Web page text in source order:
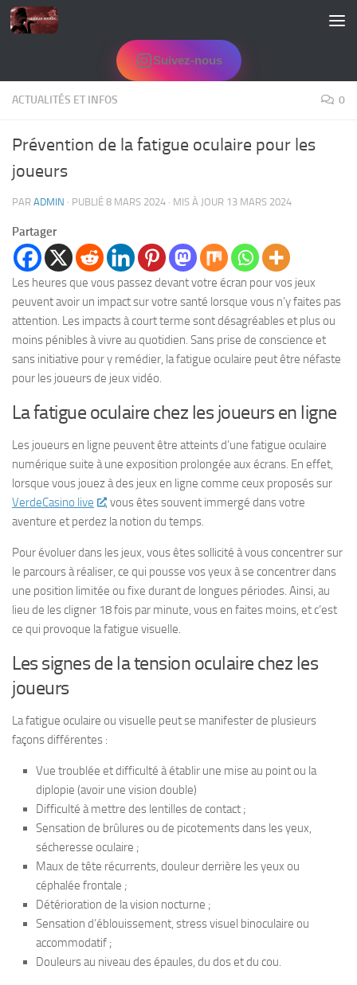
Skip to content
Suivez-nous
ACTUALITÉS ET INFOS 0
Prévention de la fatigue oculaire pour les
joueurs
PAR ADMIN · PUBLIÉ 8 MARS 2024 · MIS À JOUR 13 MARS 2024
Partager
Les heures que vous passez devant votre écran pour vos jeux
peuvent avoir un impact sur votre santé lorsque vous n’y faites pas
attention. Les impacts à court terme sont désagréables et plus ou
moins pénibles à vivre au quotidien. Sans prise de conscience et
sans initiative pour y remédier, la fatigue oculaire peut être néfaste
pour les joueurs de jeux vidéo.
La fatigue oculaire chez les joueurs en ligne
Les joueurs en ligne peuvent être atteints d’une fatigue oculaire
numérique suite à une exposition prolongée aux écrans. En effet,
lorsque vous jouez à des jeux en ligne comme ceux proposés sur
VerdeCasino live
, vous êtes souvent immergé dans votre
aventure et perdez la notion du temps.
Pour évoluer dans les jeux, vous êtes sollicité à vous concentrer sur
le parcours à réaliser, ce qui pousse vos yeux à se concentrer dans
une position limitée ou fixe durant de longues périodes. Ainsi, au
lieu de les cligner 18 fois par minute, vous en faites moins, et c’est
ce qui provoque la fatigue visuelle.
Les signes de la tension oculaire chez les
joueurs
La fatigue oculaire ou visuelle peut se manifester de plusieurs
façons différentes :
Vue troublée et difficulté à établir une mise au point ou la
diplopie (avoir une vision double)
Difficulté à mettre des lentilles de contact ;
Sensation de brûlures ou de picotements dans les yeux,
sécheresse oculaire ;
Maux de tête récurrents, douleur derrière les yeux ou
céphalée frontale ;
Détérioration de la vision nocturne ;
Sensation d’éblouissement, stress visuel binoculaire ou
accommodatif ;
Douleurs au niveau des épaules, du dos et du cou.